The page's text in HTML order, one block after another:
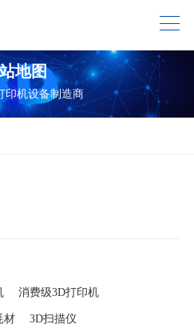
地图
印机设备制造商
消费级3D打印机
材 3D扫描仪